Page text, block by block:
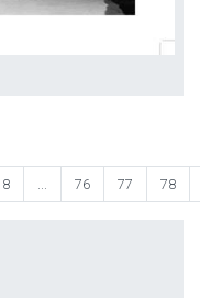
8 ... 76 77 78